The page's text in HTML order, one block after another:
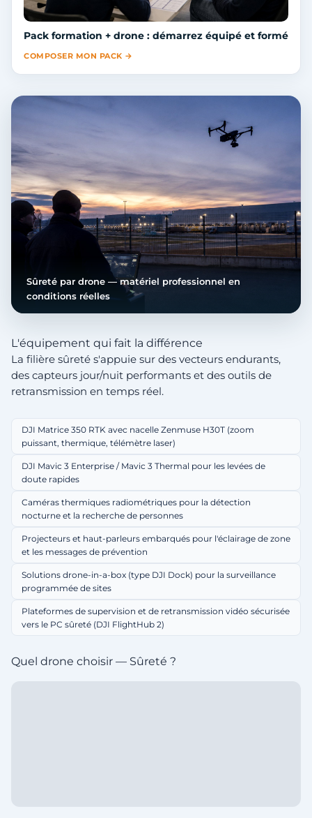
Pack formation + drone : démarrez équipé et formé
COMPOSER MON PACK →
Sûreté par drone — matériel professionnel en
conditions réelles
L'équipement qui fait la différence
La filière sûreté s'appuie sur des vecteurs endurants,
des capteurs jour/nuit performants et des outils de
retransmission en temps réel.
DJI Matrice 350 RTK avec nacelle Zenmuse H30T (zoom
puissant, thermique, télémètre laser)
DJI Mavic 3 Enterprise / Mavic 3 Thermal pour les levées de
doute rapides
Caméras thermiques radiométriques pour la détection
nocturne et la recherche de personnes
Projecteurs et haut-parleurs embarqués pour l'éclairage de zone
et les messages de prévention
Solutions drone-in-a-box (type DJI Dock) pour la surveillance
programmée de sites
Plateformes de supervision et de retransmission vidéo sécurisée
vers le PC sûreté (DJI FlightHub 2)
Quel drone choisir — Sûreté ?